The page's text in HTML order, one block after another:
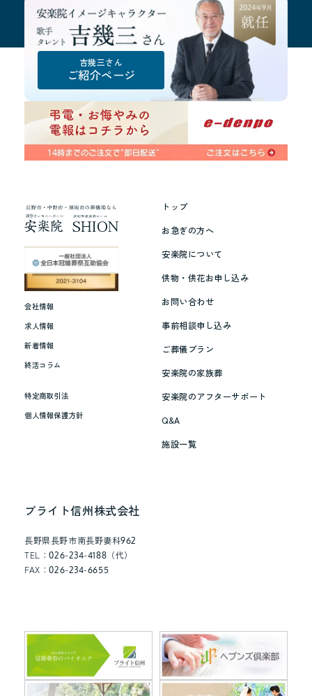
吉幾三さん
ご紹介ページ
院
ー
ジ
キ
ャ
ラ
ク
タ
ー
吉
三
さ
就
任）
会社情報
求人情報
新着情報
終活コラム
特定商取引法
個人情報保護方針
トップ
お急ぎの方へ
安楽院について
供物・供花お申し込み
お問い合わせ
事前相談申し込み
ご葬儀プラン
安楽院の家族葬
安楽院のアフターサポート
Q&A
施設一覧
ブライト信州株式会社
長野県長野市南長野妻科962
TEL：026-234-4188（代）
FAX：026-234-6655